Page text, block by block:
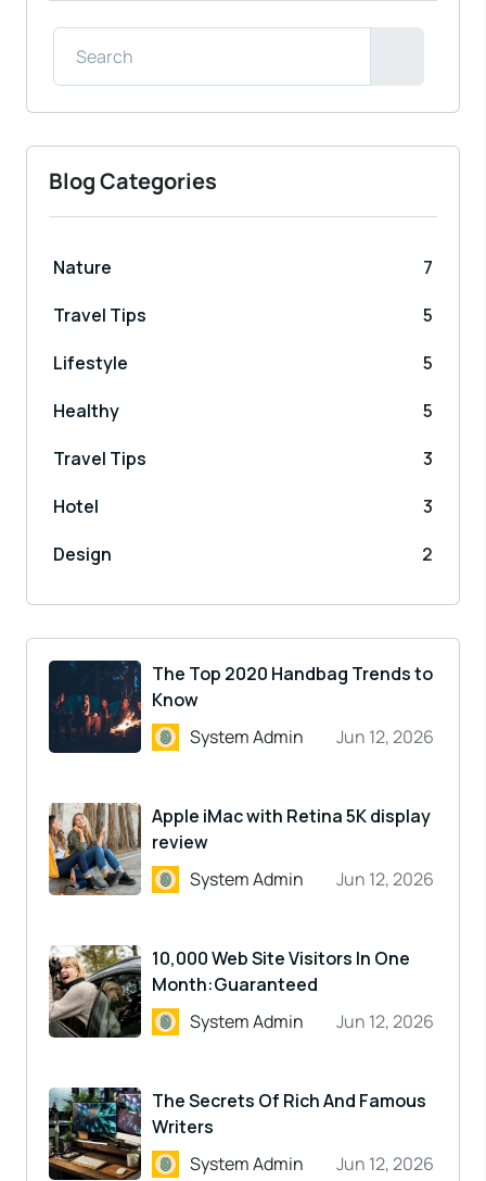
Blog Categories
Nature
7
Travel Tips
5
Lifestyle
5
Healthy
5
Travel Tips
3
Hotel
3
Design
2
The Top 2020 Handbag Trends to
Know
System Admin
Jun 12, 2026
Apple iMac with Retina 5K display
review
System Admin
Jun 12, 2026
10,000 Web Site Visitors In One
Month:Guaranteed
System Admin
Jun 12, 2026
The Secrets Of Rich And Famous
Writers
System Admin
Jun 12, 2026